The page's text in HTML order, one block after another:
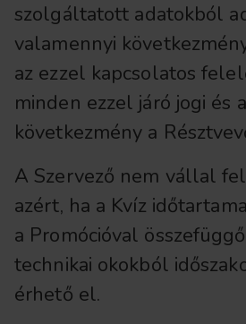
szolgáltatott adatokból
valamennyi
az ezzel kapcsolatos
minden ezzel járó jogi és
következmény a
A Szervező nem vállal
azért, ha a Kvíz
a Promócióval
technikai okokból
érhető el.